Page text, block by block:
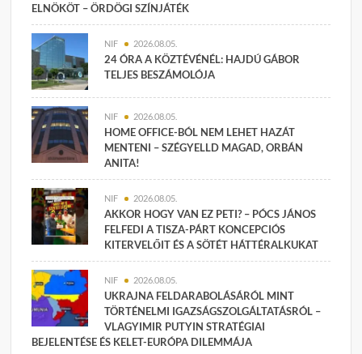
ELNÖKÖT – ÖRDÖGI SZÍNJÁTÉK
NIF 2026.08.05.
24 ÓRA A KÖZTÉVÉNÉL: HAJDÚ GÁBOR
TELJES BESZÁMOLÓJA
NIF 2026.08.05.
HOME OFFICE-BÓL NEM LEHET HAZÁT
MENTENI – SZÉGYELLD MAGAD, ORBÁN
ANITA!
NIF 2026.08.05.
AKKOR HOGY VAN EZ PETI? – PÓCS JÁNOS
FELFEDI A TISZA-PÁRT KONCEPCIÓS
KITERVELŐIT ÉS A SÖTÉT HÁTTÉRALKUKAT
NIF 2026.08.05.
UKRAJNA FELDARABOLÁSÁRÓL MINT
TÖRTÉNELMI IGAZSÁGSZOLGÁLTATÁSRÓL –
VLAGYIMIR PUTYIN STRATÉGIAI
BEJELENTÉSE ÉS KELET-EURÓPA DILEMMÁJA